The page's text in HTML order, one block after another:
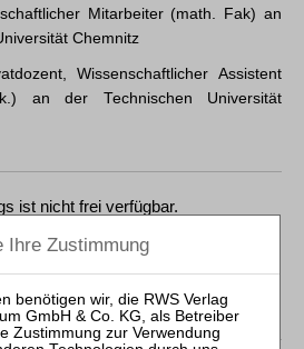
Mitarbeiter (math. Fak) an
Chemnitz
Wissenschaftlicher Assistent
an der Technischen Universität
ist nicht frei verfügbar.
zu Aufsätzen und